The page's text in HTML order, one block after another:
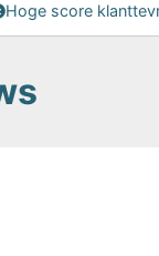
Hoge score